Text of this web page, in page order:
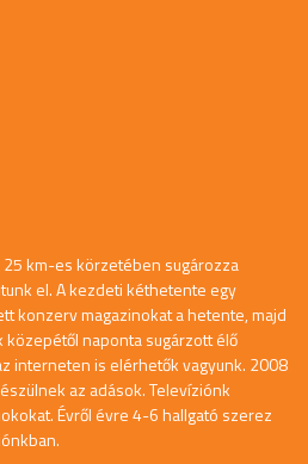
km-es körzetében sugározza
el. A kezdeti kéthetente egy
konzerv magazinokat a hetente, majd
naponta sugárzott élő
interneten is elérhetők vagyunk. 2008
az adások. Televíziónk
Évről évre 4-6 hallgató szerez